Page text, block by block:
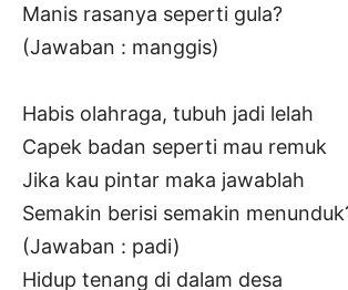
Manis rasanya seperti gula?
(Jawaban : manggis)
Habis olahraga, tubuh jadi lelah
Capek badan seperti mau remuk
Jika kau pintar maka jawablah
Semakin berisi semakin
(Jawaban : padi)
Hidup tenang di dalam desa